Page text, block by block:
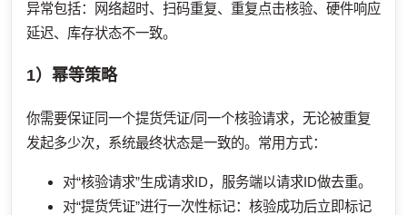
异常包括：网络超时、扫码重复、重复点击核验、硬件响应
延迟、库存状态不一致。
1）幂等策略
你需要保证同一个提货凭证/同一个核验请求，无论被重复
发起多少次，系统最终状态是一致的。常用方式：
对“核验请求”生成请求ID，服务端以请求ID做去重。
对“提货凭证”进行一次性标记：核验成功后立即标记